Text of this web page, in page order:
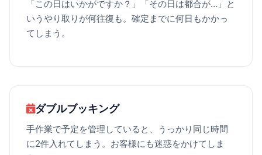
「この日はいかがですか？」「その日は都合が…」と
いうやり取りが何往復も。確定までに何日もかかっ
てしまう。
ダブルブッキング
手作業で予定を管理していると、うっかり同じ時間
に2件入れてしまう。お客様にも迷惑をかけてしま